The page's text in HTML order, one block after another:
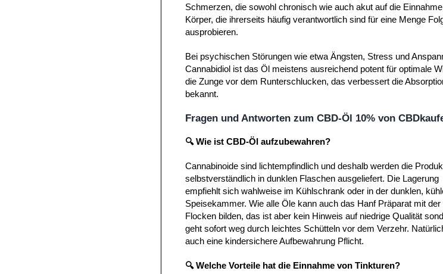
Schmerzen, die sowohl chronisch wie auch akut auf die
Körper, die ihrerseits häufig verantwortlich sind für eine Menge
ausprobieren.
Bei psychischen Störungen wie etwa Ängsten, Stress und
Cannabidiol ist das Öl meistens ausreichend potent für optimale
die Zunge vor dem Runterschlucken, das verbessert die
bekannt.
Fragen und Antworten zum CBD-Öl 10% von
🔍 Wie ist CBD-Öl aufzubewahren?
Cannabinoide sind lichtempfindlich und deshalb werden die
selbstverständlich in dunklen Flaschen ausgeliefert. Die Lagerung
empfiehlt sich wahlweise im Kühlschrank oder in der dunklen,
Speisekammer. Wie alle Öle kann auch das Hanf Präparat mit der
Flocken bilden, das ist aber kein Hinweis auf niedrige Qualität
geht sofort weg durch leichtes Schütteln vor dem Verzehr.
auch eine kindersichere Aufbewahrung Pflicht.
🔍 Welche Vorteile hat die Einnahme von Tinkturen?